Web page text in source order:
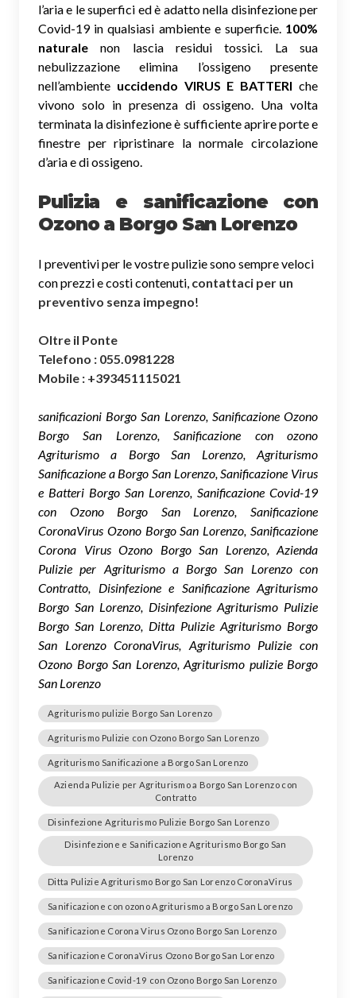
l’aria e le superfici ed è adatto nella disinfezione per
Covid-19 in qualsiasi ambiente e superficie. 100%
naturale non lascia residui tossici. La sua
nebulizzazione elimina l’ossigeno presente
nell’ambiente uccidendo VIRUS E BATTERI che
vivono solo in presenza di ossigeno. Una volta
terminata la disinfezione è sufficiente aprire porte e
finestre per ripristinare la normale circolazione
d’aria e di ossigeno.
Pulizia e sanificazione con
Ozono a Borgo San Lorenzo
I preventivi per le vostre pulizie sono sempre veloci
con prezzi e costi contenuti, contattaci per un
preventivo senza impegno!
Oltre il Ponte
Telefono : 055.0981228
Mobile : +393451115021
sanificazioni Borgo San Lorenzo, Sanificazione Ozono
Borgo San Lorenzo, Sanificazione con ozono
Agriturismo a Borgo San Lorenzo, Agriturismo
Sanificazione a Borgo San Lorenzo, Sanificazione Virus
e Batteri Borgo San Lorenzo, Sanificazione Covid-19
con Ozono Borgo San Lorenzo, Sanificazione
CoronaVirus Ozono Borgo San Lorenzo, Sanificazione
Corona Virus Ozono Borgo San Lorenzo, Azienda
Pulizie per Agriturismo a Borgo San Lorenzo con
Contratto, Disinfezione e Sanificazione Agriturismo
Borgo San Lorenzo, Disinfezione Agriturismo Pulizie
Borgo San Lorenzo, Ditta Pulizie Agriturismo Borgo
San Lorenzo CoronaVirus, Agriturismo Pulizie con
Ozono Borgo San Lorenzo, Agriturismo pulizie Borgo
San Lorenzo
Agriturismo pulizie Borgo San Lorenzo
Agriturismo Pulizie con Ozono Borgo San Lorenzo
Agriturismo Sanificazione a Borgo San Lorenzo
Azienda Pulizie per Agriturismo a Borgo San Lorenzo con
Contratto
Disinfezione Agriturismo Pulizie Borgo San Lorenzo
Disinfezione e Sanificazione Agriturismo Borgo San
Lorenzo
Ditta Pulizie Agriturismo Borgo San Lorenzo CoronaVirus
Sanificazione con ozono Agriturismo a Borgo San Lorenzo
Sanificazione Corona Virus Ozono Borgo San Lorenzo
Sanificazione CoronaVirus Ozono Borgo San Lorenzo
Sanificazione Covid-19 con Ozono Borgo San Lorenzo